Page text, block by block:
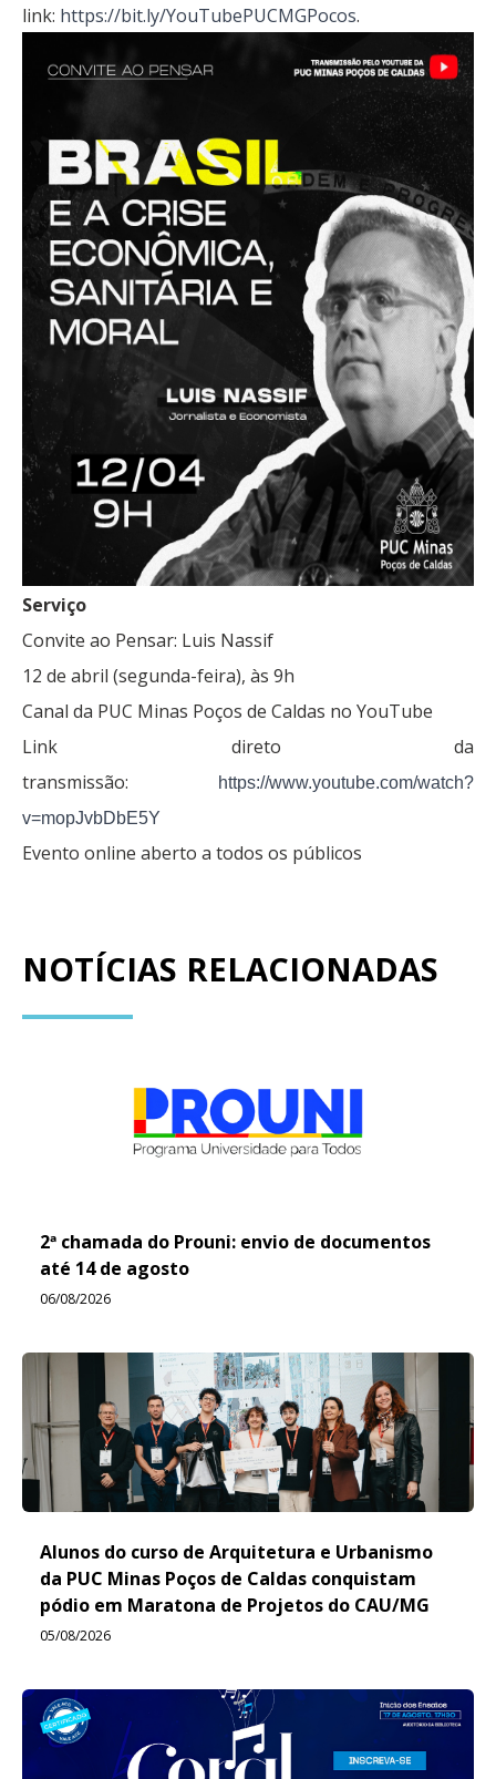
link: https://bit.ly/YouTubePUCMGPocos.
Serviço
Convite ao Pensar: Luis Nassif
12 de abril (segunda-feira), às 9h
Canal da PUC Minas Poços de Caldas no YouTube
Link direto da
transmissão:
https://www.youtube.com/watch?
v=mopJvbDbE5Y
Evento online aberto a todos os públicos
NOTÍCIAS RELACIONADAS
2ª chamada do Prouni: envio de documentos
até 14 de agosto
06/08/2026
Alunos do curso de Arquitetura e Urbanismo
da PUC Minas Poços de Caldas conquistam
pódio em Maratona de Projetos do CAU/MG
05/08/2026